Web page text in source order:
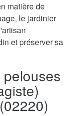
matière de
le jardinier
et préserver sa